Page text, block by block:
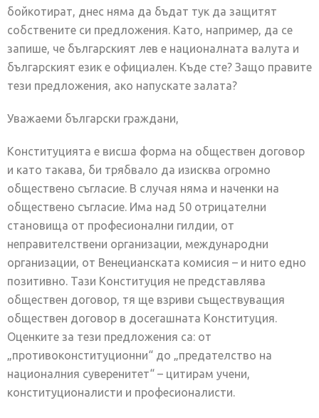
бойкотират, днес няма да бъдат тук да защитят
собствените си предложения. Като, например, да се
запише, че българският лев е националната валута и
българският език е официален. Къде сте? Защо правите
тези предложения, ако напускате залата?
Уважаеми български граждани,
Конституцията е висша форма на обществен договор
и като такава, би трябвало да изисква огромно
обществено съгласие. В случая няма и наченки на
обществено съгласие. Има над 50 отрицателни
становища от професионални гилдии, от
неправителствени организации, международни
организации, от Венецианската комисия – и нито едно
позитивно. Тази Конституция не представлява
обществен договор, тя ще взриви съществуващия
обществен договор в досегашната Конституция.
Оценките за тези предложения са: от
„противоконституционни“ до „предателство на
националния суверенитет“ – цитирам учени,
конституционалисти и професионалисти.